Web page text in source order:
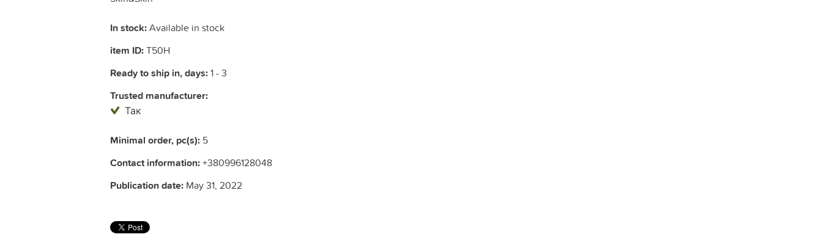
In stock:Available in stock
item ID:T50H
Ready to ship in, days:1 - 3
Trusted manufacturer:
Так
Minimal order, pc(s): 5
Contact information:+380996128048
Publication date: May 31, 2022